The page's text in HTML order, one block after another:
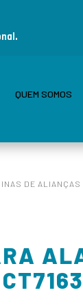
QUEM SOMOS
DE ALIANÇAS